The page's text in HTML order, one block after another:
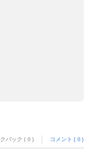
クバック ( 0 ) コメント ( 0 )